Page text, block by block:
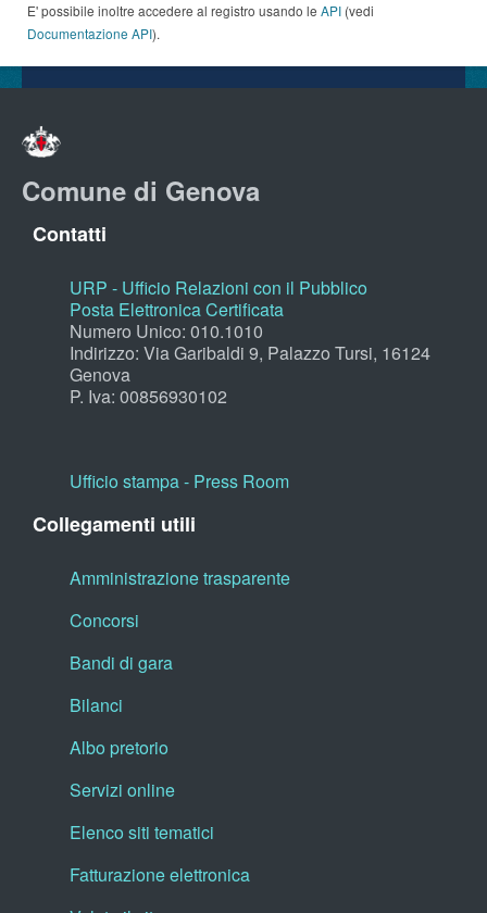
E' possibile inoltre accedere al registro usando le API (vedi
Documentazione API).
Comune di Genova
Contatti
URP - Ufficio Relazioni con il Pubblico
Posta Elettronica Certificata
Numero Unico: 010.1010
Indirizzo: Via Garibaldi 9, Palazzo Tursi, 16124
Genova
P. Iva: 00856930102
Ufficio stampa - Press Room
Collegamenti utili
Amministrazione trasparente
Concorsi
Bandi di gara
Bilanci
Albo pretorio
Servizi online
Elenco siti tematici
Fatturazione elettronica